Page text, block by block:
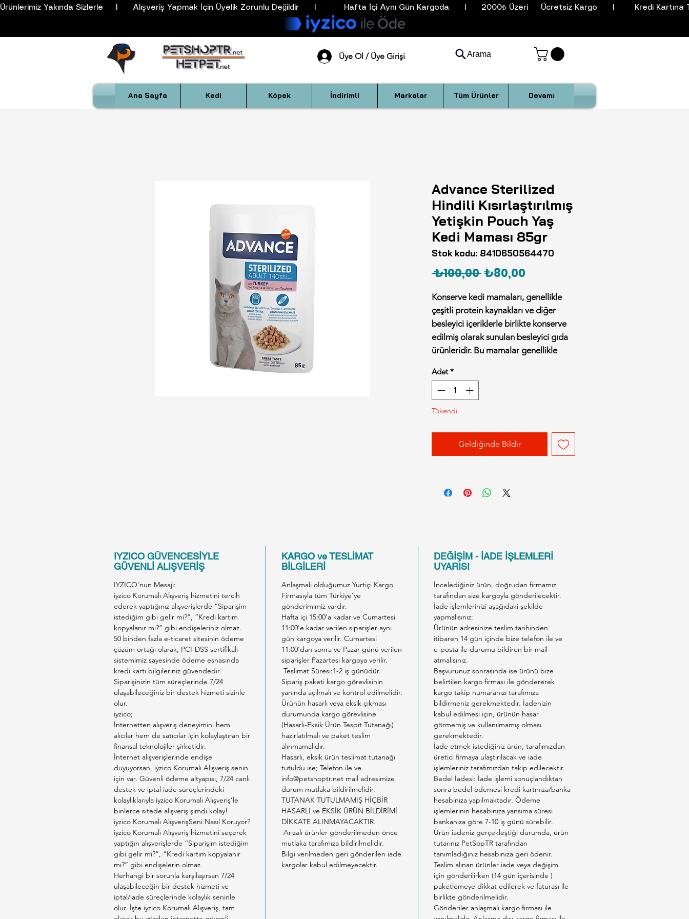
Ürünlerimiz Yakında Sizlerle     I      Alışveriş Yapmak İçin Üyelik Zorunlu Değildir      I           Hafta İçi Aynı Gün Kargoda      I      2000₺ Üzeri     Ücretsiz Kargo      I        Kredi Kartına
Üye Ol / Üye Girişi Arama
Ana Sayfa Kedi Köpek İndirimli Markalar Tüm Ürünler Devamı
Advance Sterilized
Hindili Kısırlaştırılmış
Yetişkin Pouch Yaş
Kedi Maması 85gr
Stok kodu: 8410650564470
₺100,00 Normal
₺80,00
Konserve kedi mamaları, genellikle
çeşitli protein kaynakları ve diğer
besleyici içeriklerle birlikte konserve
edilmiş olarak sunulan besleyici gıda
ürünleridir. Bu mamalar genellikle
karşılamaya yardımcı olurken, çeşitli
protein kaynaklarından gelen amino
asitlerin sağladığı besin değerini de
sunar.
Advance Hindili Kısırlaştırılmış Kedi
Konservesi 85 Gr, kısırlaştırılmış
edilmiş bir kedi konservesidir.
düzeyde yağ ve yüksek protein
bulunur. Bu sayede, kısırlaştırılmış
yardımcı olur.
Advance Hindili Kısırlaştırılmış Kedi
Konservesi, doğal ve sağlıklı bir
beslenme seçeneğidir. İçeriğinde boya
veya koruyucu madde bulunmaz,
böylece kedinizin sağlığına zarar
verebilecek katkı maddelerinden uzak
durulmuştur.
Bu konservenin faydaları arasında kilo
kontrolü, kas kütlesinin korunması ve
yoğun lezzet bulunur. Ayrıca, boya
veya koruyucu madde içermemesi,
kedinizin sağlıklı ve doğal bir
beslenme deneyimi yaşamasına
olanak sağlar.
Advance Hindili Kısırlaştırılmış Kedi
Konservesi, Advance markasının bir
ürünüdür. Advance, evcil hayvanlar
için kaliteli ve dengeli beslenme
ürünleri sunan bir markadır.
Kedinizin kısırlaştırıldıktan sonra
sağlıklı bir şekilde beslenmesini
sağlamak ve ideal kilosunu
korumasına yardımcı olmak için
Advance Hindili Kısırlaştırılmış Kedi
Adet *
Tükendi
Geldiğinde Bildir
IYZICO GÜVENCESİYLE
GÜVENLİ ALIŞVERİŞ
IYZICO'nun Mesajı:
iyzico Korumalı Alışveriş hizmetini tercih
ederek yaptığınız alışverişlerde “Siparişim
istediğim gibi gelir mi?”, “Kredi kartım
kopyalanır mı?” gibi endişeleriniz olmaz.
50 binden fazla e-ticaret sitesinin ödeme
çözüm ortağı olarak, PCI-DSS sertifikalı
sistemimiz sayesinde ödeme esnasında
kredi kartı bilgileriniz güvendedir.
Siparişinizin tüm süreçlerinde 7/24
ulaşabileceğiniz bir destek hizmeti sizinle
olur.
iyzico;
İnternetten alışveriş deneyimini hem
alıcılar hem de satıcılar için kolaylaştıran bir
finansal teknolojiler şirketidir.
İnternet alışverişlerinde endişe
duyuyorsan, iyzico Korumalı Alışveriş senin
için var. Güvenli ödeme altyapısı, 7/24 canlı
destek ve iptal iade süreçlerindeki
kolaylıklarıyla iyzico Korumalı Alışveriş’le
binlerce sitede alışveriş şimdi kolay!
iyzico Korumalı AlışverişSeni Nasıl Koruyor?
iyzico Korumalı Alışveriş hizmetini seçerek
yaptığın alışverişlerde “Siparişim istediğim
gibi gelir mi?”, “Kredi kartım kopyalanır
mı?” gibi endişelerin olmaz.
Herhangi bir sorunla karşılaşırsan 7/24
ulaşabileceğin bir destek hizmeti ve
iptal/iade süreçlerinde kolaylık seninle
olur. İşte iyzico Korumalı Alışveriş, tam
KARGO ve TESLİMAT
BİLGİLERİ
Anlaşmalı olduğumuz Yurtiçi Kargo
Firmasıyla tüm Türkiye'ye
gönderimimiz vardır.
Hafta içi 15:00'a kadar ve Cumartesi
11:00'e kadar verilen siparişler aynı
gün kargoya verilir. Cumartesi
11:00'dan sonra ve Pazar günü verilen
siparişler Pazartesi kargoya verilir.
Teslimat Süresi:1-2 iş günüdür.
Sipariş paketi kargo görevlisinin
yanında açılmalı ve kontrol edilmelidir.
Ürünün hasarlı veya eksik çıkması
durumunda kargo görevlisine
(Hasarlı-Eksik Ürün Tespit Tutanağı)
hazırlatılmalı ve paket teslim
alınmamalıdır.
Hasarlı, eksik ürün teslimat tutanağı
tutuldu ise; Telefon ile ve
info@petshoptr.net mail adresimize
durum mutlaka bildirilmelidir.
TUTANAK TUTULMAMIŞ HİÇBİR
HASARLI ve EKSİK ÜRÜN BİLDİRİMİ
DİKKATE ALINMAYACAKTIR.
Arızalı ürünler gönderilmeden önce
mutlaka tarafımıza bildirilmelidir.
Bilgi verilmeden geri gönderilen iade
kargolar kabul edilmeyecektir.
DEĞİŞİM - İADE İŞLEMLERİ
UYARISI
İncelediğiniz ürün, doğrudan firmamız
tarafından size kargoyla gönderilecektir.
İade işlemlerinizi aşağıdaki şekilde
yapmalısınız:
Ürünün adresinize teslim tarihinden
itibaren 14 gün içinde bize telefon ile ve
e-posta ile durumu bildiren bir mail
atmalısınız.
Başvurunuz sonrasında ise ürünü bize
belirtilen kargo firması ile göndererek
kargo takip numaranızı tarafımıza
bildirmeniz gerekmektedir. İadenizin
kabul edilmesi için, ürünün hasar
görmemiş ve kullanılmamış olması
gerekmektedir.
İade etmek istediğiniz ürün, tarafımızdan
üretici firmaya ulaştırılacak ve iade
işlemleriniz tarafımızdan takip edilecektir.
Bedel İadesi: İade işlemi sonuçlandıktan
sonra bedel ödemesi kredi kartınıza/banka
hesabınıza yapılmaktadır. Ödeme
işlemlerinin hesabınıza yansıma süresi
bankanıza göre 7-10 iş günü sürebilir.
Ürün iadeniz gerçekleştiği durumda, ürün
tutarınız PetSopTR tarafından
tanımladığınız hesabınıza geri ödenir.
Teslim alınan ürünler iade veya değişim
için gönderilirken (14 gün içerisinde )
paketlemeye dikkat edilerek ve faturası ile
birlikte gönderilmelidir.
Gönderiler anlaşmalı kargo firması ile